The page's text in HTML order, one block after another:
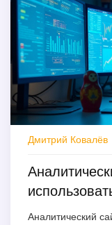
Дмитрий Ковалёв
проекта
Аналитический